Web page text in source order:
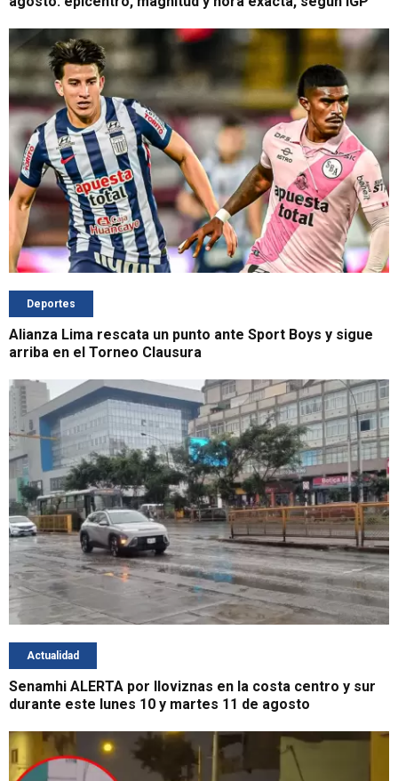
Deportes
Alianza Lima rescata un punto ante Sport Boys y sigue
arriba en el Torneo Clausura
Actualidad
Senamhi ALERTA por lloviznas en la costa centro y sur
durante este lunes 10 y martes 11 de agosto